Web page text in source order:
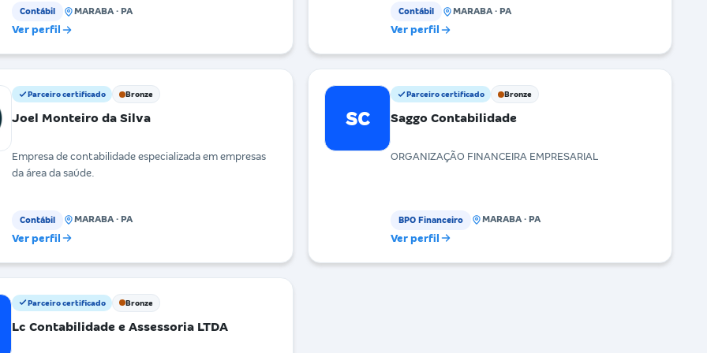
Contábil MARABA · PA
Ver perfil
Contábil MARABA · PA
Ver perfil
Parceiro certificado Bronze
Joel Monteiro da Silva
Empresa de contabilidade especializada em empresas
da área da saúde.
Contábil MARABA · PA
Ver perfil
SC
Parceiro certificado Bronze
Saggo Contabilidade
ORGANIZAÇÃO FINANCEIRA EMPRESARIAL
BPO Financeiro MARABA · PA
Ver perfil
Parceiro certificado Bronze
Lc Contabilidade e Assessoria LTDA